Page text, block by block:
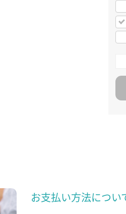
お支払い方法につい